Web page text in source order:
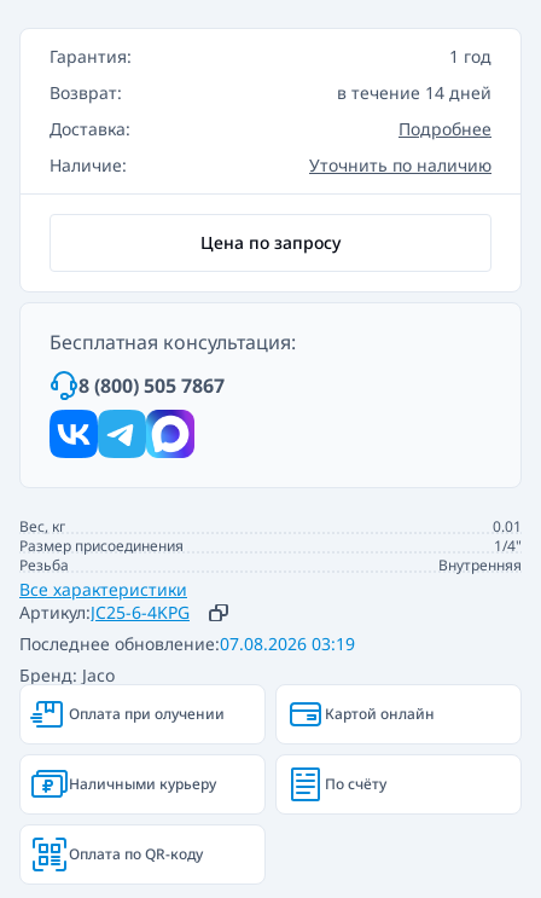
Артикул:JC25-6-4KPG
Бренд: Jaco
Последнее обновление:07.08.2026 03:19
Вес, кг
0.01
Размер присоединения
1/4"
Резьба
Внутренняя
Все характеристики
Гарантия:
1 год
Возврат:
в течение 14 дней
Доставка:
Подробнее
Наличие:
Уточнить по наличию
Цена по запросу
Бесплатная консультация:
8 (800) 505 7867
Оплата при олучении Картой онлайн
Наличными курьеру По счёту
Оплата по QR-коду